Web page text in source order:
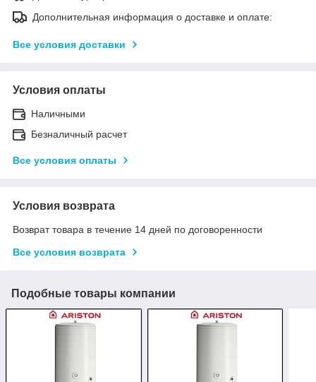
Дополнительная информация о доставке и оплате:
Все условия доставки
Условия оплаты
Наличными
Безналичный расчет
Все условия оплаты
Условия возврата
Возврат товара в течение 14 дней по договоренности
Все условия возврата
Подобные товары компании